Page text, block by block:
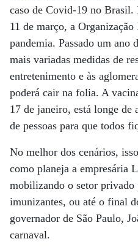
caso de Covid-19 no Brasil.
11 de março, a
pandemia. Passado um ano
mais variadas medidas de
entretenimento e às
poderá cair na folia. A
17 de janeiro, está longe
de pessoas para que todos
No melhor dos cenários,
como planeja a empresária
mobilizando o setor privado
imunizantes, ou até o final
governador de São Paulo,
carnaval.